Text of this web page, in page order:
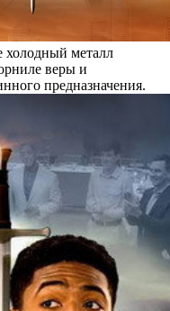
холодный металл
веры и
предназначения.